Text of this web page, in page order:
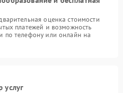
оценка стоимости
платежей и возможность
по телефону или онлайн на
услуг